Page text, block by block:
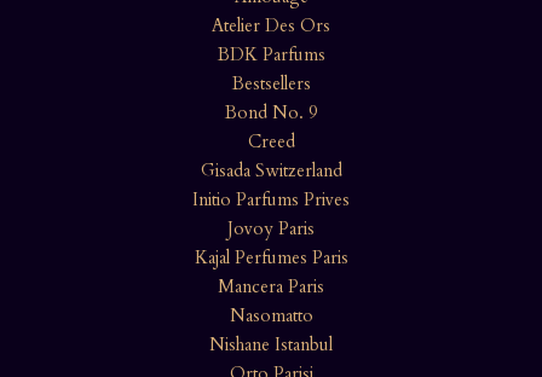
Atelier Des Ors
BDK Parfums
Bestsellers
Bond No. 9
Creed
Gisada Switzerland
Initio Parfums Prives
Jovoy Paris
Kajal Perfumes Paris
Mancera Paris
Nasomatto
Nishane Istanbul